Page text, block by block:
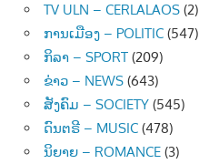
TV ULN – CERLALAOS (2)
ການເມືອງ – POLITIC (547)
ກິລາ – SPORT (209)
ຂ່າວ – NEWS (643)
ສັງຄົມ – SOCIETY (545)
ດົນຕຣີ – MUSIC (478)
ນິຍາຍ – ROMANCE (3)